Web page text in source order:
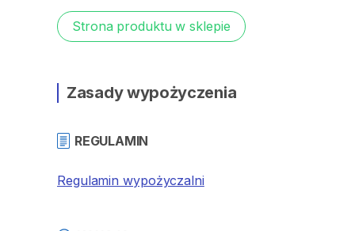
Strona produktu w sklepie
Zasady wypożyczenia
REGULAMIN
Regulamin wypożyczalni